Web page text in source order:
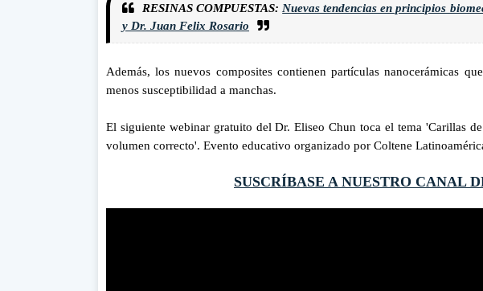
RESINAS COMPUESTAS: Nuevas tendencias en principios
y Dr. Juan Felix Rosario
Además, los nuevos composites contienen partículas nanocerámicas
menos susceptibilidad a manchas.
El siguiente webinar gratuito del Dr. Eliseo Chun toca el tema 'Carillas
volumen correcto'. Evento educativo organizado por Coltene
SUSCRÍBASE A NUESTRO CANAL